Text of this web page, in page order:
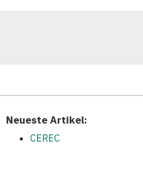
Neueste Artikel:
CEREC